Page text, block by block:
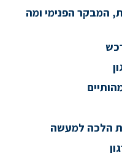
המבקר הפנימי ומה
הלכה למעשה